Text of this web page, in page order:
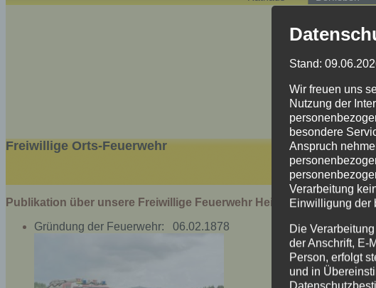
Freiwillige Orts-Feuerwehr
Publikation über unsere Freiwillige Feuerwehr Heidersdorf
Gründung der Feuerwehr: 06.02.1878
Stand:
Wir freuen uns
Nutzung der
besondere
Anspruch
Verarbeitung
Einwilligung der
Die
der Anschrift, E-
Person, erfolgt
und in